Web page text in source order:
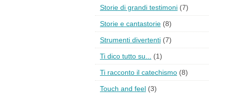
Storie di grandi testimoni (7)
Storie e cantastorie (8)
Strumenti divertenti (7)
Ti dico tutto su... (1)
Ti racconto il catechismo (8)
Touch and feel (3)